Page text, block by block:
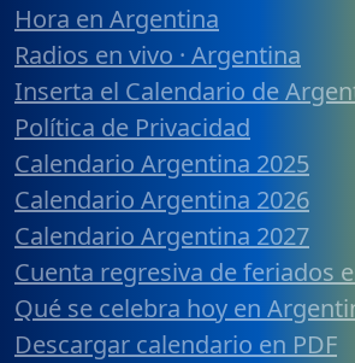
Hora en Argentina
Radios en vivo · Argentina
Inserta el Calendario de
Política de Privacidad
Calendario Argentina 2025
Calendario Argentina 2026
Calendario Argentina 2027
Cuenta regresiva de feriados
Qué se celebra hoy en
Descargar calendario en PDF